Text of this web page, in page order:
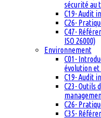
sécurité au
C19- Audit
C26-
C47-
ISO 26000)
Environnement
C01-
évolution et
C19- Audit
C23- Outils
C26-
C35-